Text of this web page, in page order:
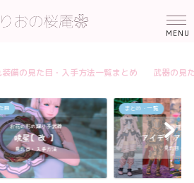
装備の見た目・入手方法一覧まとめ
武器の見
目 まとめ・一覧